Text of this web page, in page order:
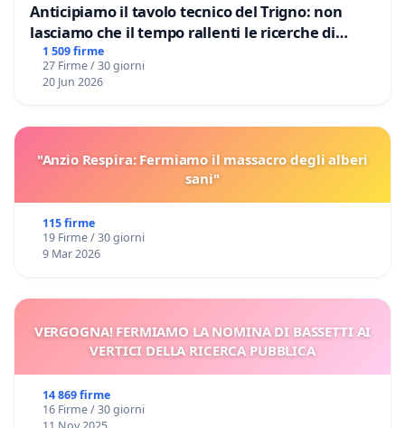
Anticipiamo il tavolo tecnico del Trigno: non
lasciamo che il tempo rallenti le ricerche di
Domenico Racanati
1 509 firme
27 Firme / 30 giorni
20 Jun 2026
"Anzio Respira: Fermiamo il massacro degli alberi
sani"
115 firme
19 Firme / 30 giorni
9 Mar 2026
VERGOGNA! FERMIAMO LA NOMINA DI BASSETTI AI
VERTICI DELLA RICERCA PUBBLICA
14 869 firme
16 Firme / 30 giorni